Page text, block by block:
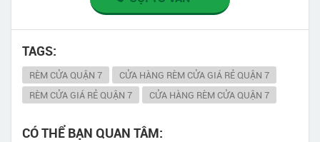
TAGS:
RÈM CỬA QUẬN 7
CỬA HÀNG RÈM CỬA GIÁ RẺ QUẬN 7
RÈM CỬA GIÁ RẺ QUẬN 7
CỬA HÀNG RÈM CỬA QUẬN 7
CÓ THỂ BẠN QUAN TÂM: